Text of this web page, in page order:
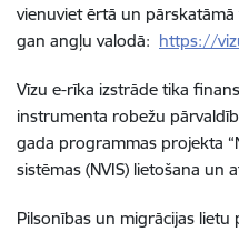
vienuviet ērtā un pārskatāmā
gan angļu valodā: https://
Vīzu e-rīka izstrāde tika
instrumenta robežu
gada programmas projekta
sistēmas (NVIS) lietošana un
Pilsonības un migrācijas lietu